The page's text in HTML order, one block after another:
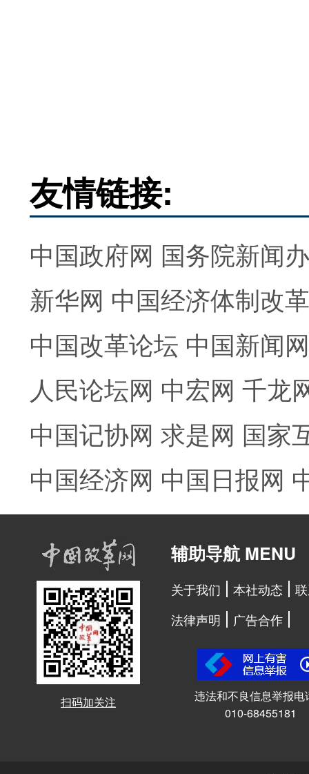
友情链接:
中国政府网 国务院新闻
新华网 中国经济体制改
中国改革论坛 中国新闻网
人民论坛网 中宏网 千龙
中国记协网 求是网 国家
中国经济网 中国日报网
扫码加关注
辅助导航 MENU
关于我们 本社动态
法律声明
广告合作
违法和不良信息举报电
010-68455181